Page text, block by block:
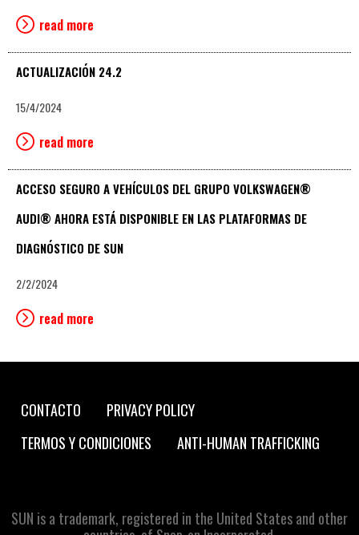
read more
ACTUALIZACIÓN 24.2
15/4/2024
read more
ACCESO SEGURO A VEHÍCULOS DEL GRUPO VOLKSWAGEN®
AUDI® AHORA ESTÁ DISPONIBLE EN LAS PLATAFORMAS DE
DIAGNÓSTICO DE SUN
2/2/2024
read more
Footer
navigation
CONTACTO
PRIVACY POLICY
TERMOS Y CONDICIONES
ANTI-HUMAN TRAFFICKING
SUN is a trademark, registered in the United States and other